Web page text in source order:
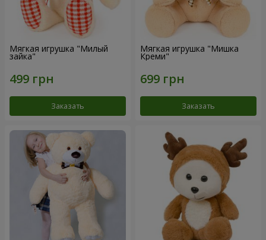
Мягкая игрушка "Милый
зайка"
Заказать
Мягкая игрушка "Мишка
Креми"
Заказать